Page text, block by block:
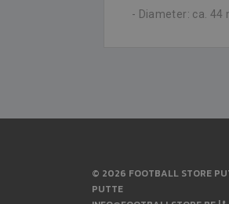
- Diameter: ca. 44
© 2026 FOOTBALL STORE
PUTTE